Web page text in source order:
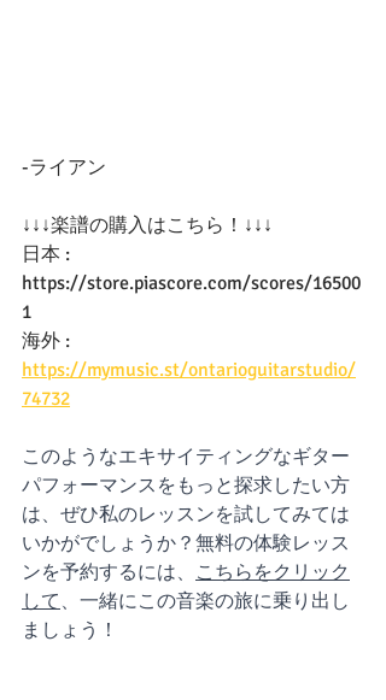
-ライアン
↓↓↓楽譜の購入はこちら！↓↓↓
日本 :
https://store.piascore.com/scores/16500
1
海外 :
https://mymusic.st/ontarioguitarstudio/
74732
このようなエキサイティングなギター
パフォーマンスをもっと探求したい方
は、ぜひ私のレッスンを試してみては
いかがでしょうか？無料の体験レッス
ンを予約するには、 こちらをクリック
して 、一緒にこの音楽の旅に乗り出し
ましょう！